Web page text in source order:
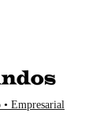
Empresarial